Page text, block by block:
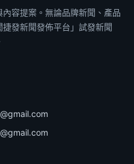
容提案。無論品牌新聞、產品
發新聞發佈平台」試發新聞